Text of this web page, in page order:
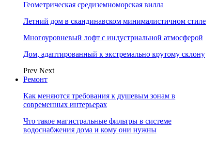
Геометрическая средиземноморская вилла
Летний дом в скандинавском минималистичном стиле
Многоуровневый лофт с индустриальной атмосферой
Дом, адаптированный к экстремально крутому склону
Prev Next
Ремонт
Как меняются требования к душевым зонам в
современных интерьерах
Что такое магистральные фильтры в системе
водоснабжения дома и кому они нужны